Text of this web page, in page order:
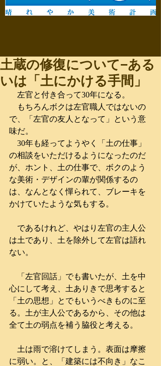
土蔵の修復について−ある
いは「土にかける手間」
左官と付き合って30年になる。
もちろんボクは左官職人ではないの
で、「左官の友人となって」という意
味だ。
30年も経ってようやく「土の仕事」
の相談をいただけるようになったのだ
が、ホント、土の仕事で、ボクのよう
な美術・デザインの輩が関係するの
は、なんとなく憚られて、ブレーキを
かけていたような気もする。
であるけれど、やはり左官の主人公
は土であり、土を除外して左官は語れ
ない。
「左官回話」でも書いたが、土を中
心にして考え、土ありきで思考すると
「土の思想」とでもいうべきものに至
る。土が主人公であるから、その他は
全て土の弱点を補う脇役と考える。
土は雨で溶けてしまう。表面は摩擦
に弱い。と、「建築には不向き」なこ